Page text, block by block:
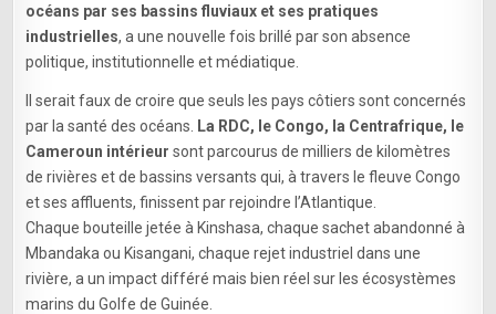
océans par ses bassins fluviaux et ses pratiques
industrielles, a une nouvelle fois brillé par son absence
politique, institutionnelle et médiatique.
Il serait faux de croire que seuls les pays côtiers sont concernés
par la santé des océans.
La RDC, le Congo, la Centrafrique, le
Cameroun intérieur sont parcourus de milliers de kilomètres
de rivières et de bassins versants qui, à travers le fleuve Congo
et ses affluents, finissent par rejoindre l’Atlantique.
Chaque bouteille jetée à Kinshasa, chaque sachet abandonné à
Mbandaka ou Kisangani, chaque rejet industriel dans une
rivière, a un impact différé mais bien réel sur les écosystèmes
marins du Golfe de Guinée.